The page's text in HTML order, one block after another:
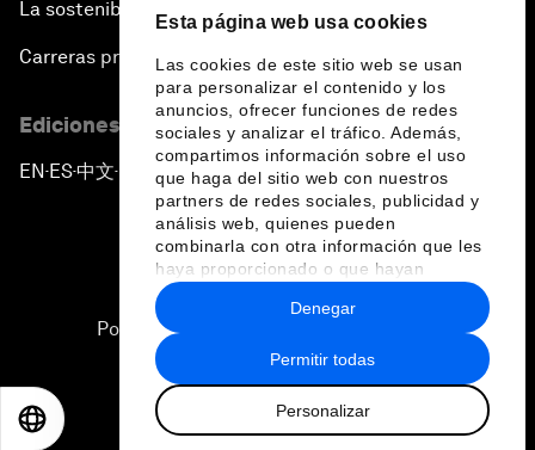
Esta página web usa cookies
Las cookies de este sitio web se usan
para personalizar el contenido y los
anuncios, ofrecer funciones de redes
sociales y analizar el tráfico. Además,
compartimos información sobre el uso
que haga del sitio web con nuestros
partners de redes sociales, publicidad y
análisis web, quienes pueden
combinarla con otra información que les
haya proporcionado o que hayan
recopilado a partir del uso que haya
hecho de sus servicios.
Permitir todas
Personalizar
Denegar
La sostenibilidad en el Foro
Carreras profesionales
Ediciones en otros idiomas
EN ▪ES▪中文▪ 日本語
Política de privacidad y normas de uso
Sitemap
2026 Foro Económico Mundial